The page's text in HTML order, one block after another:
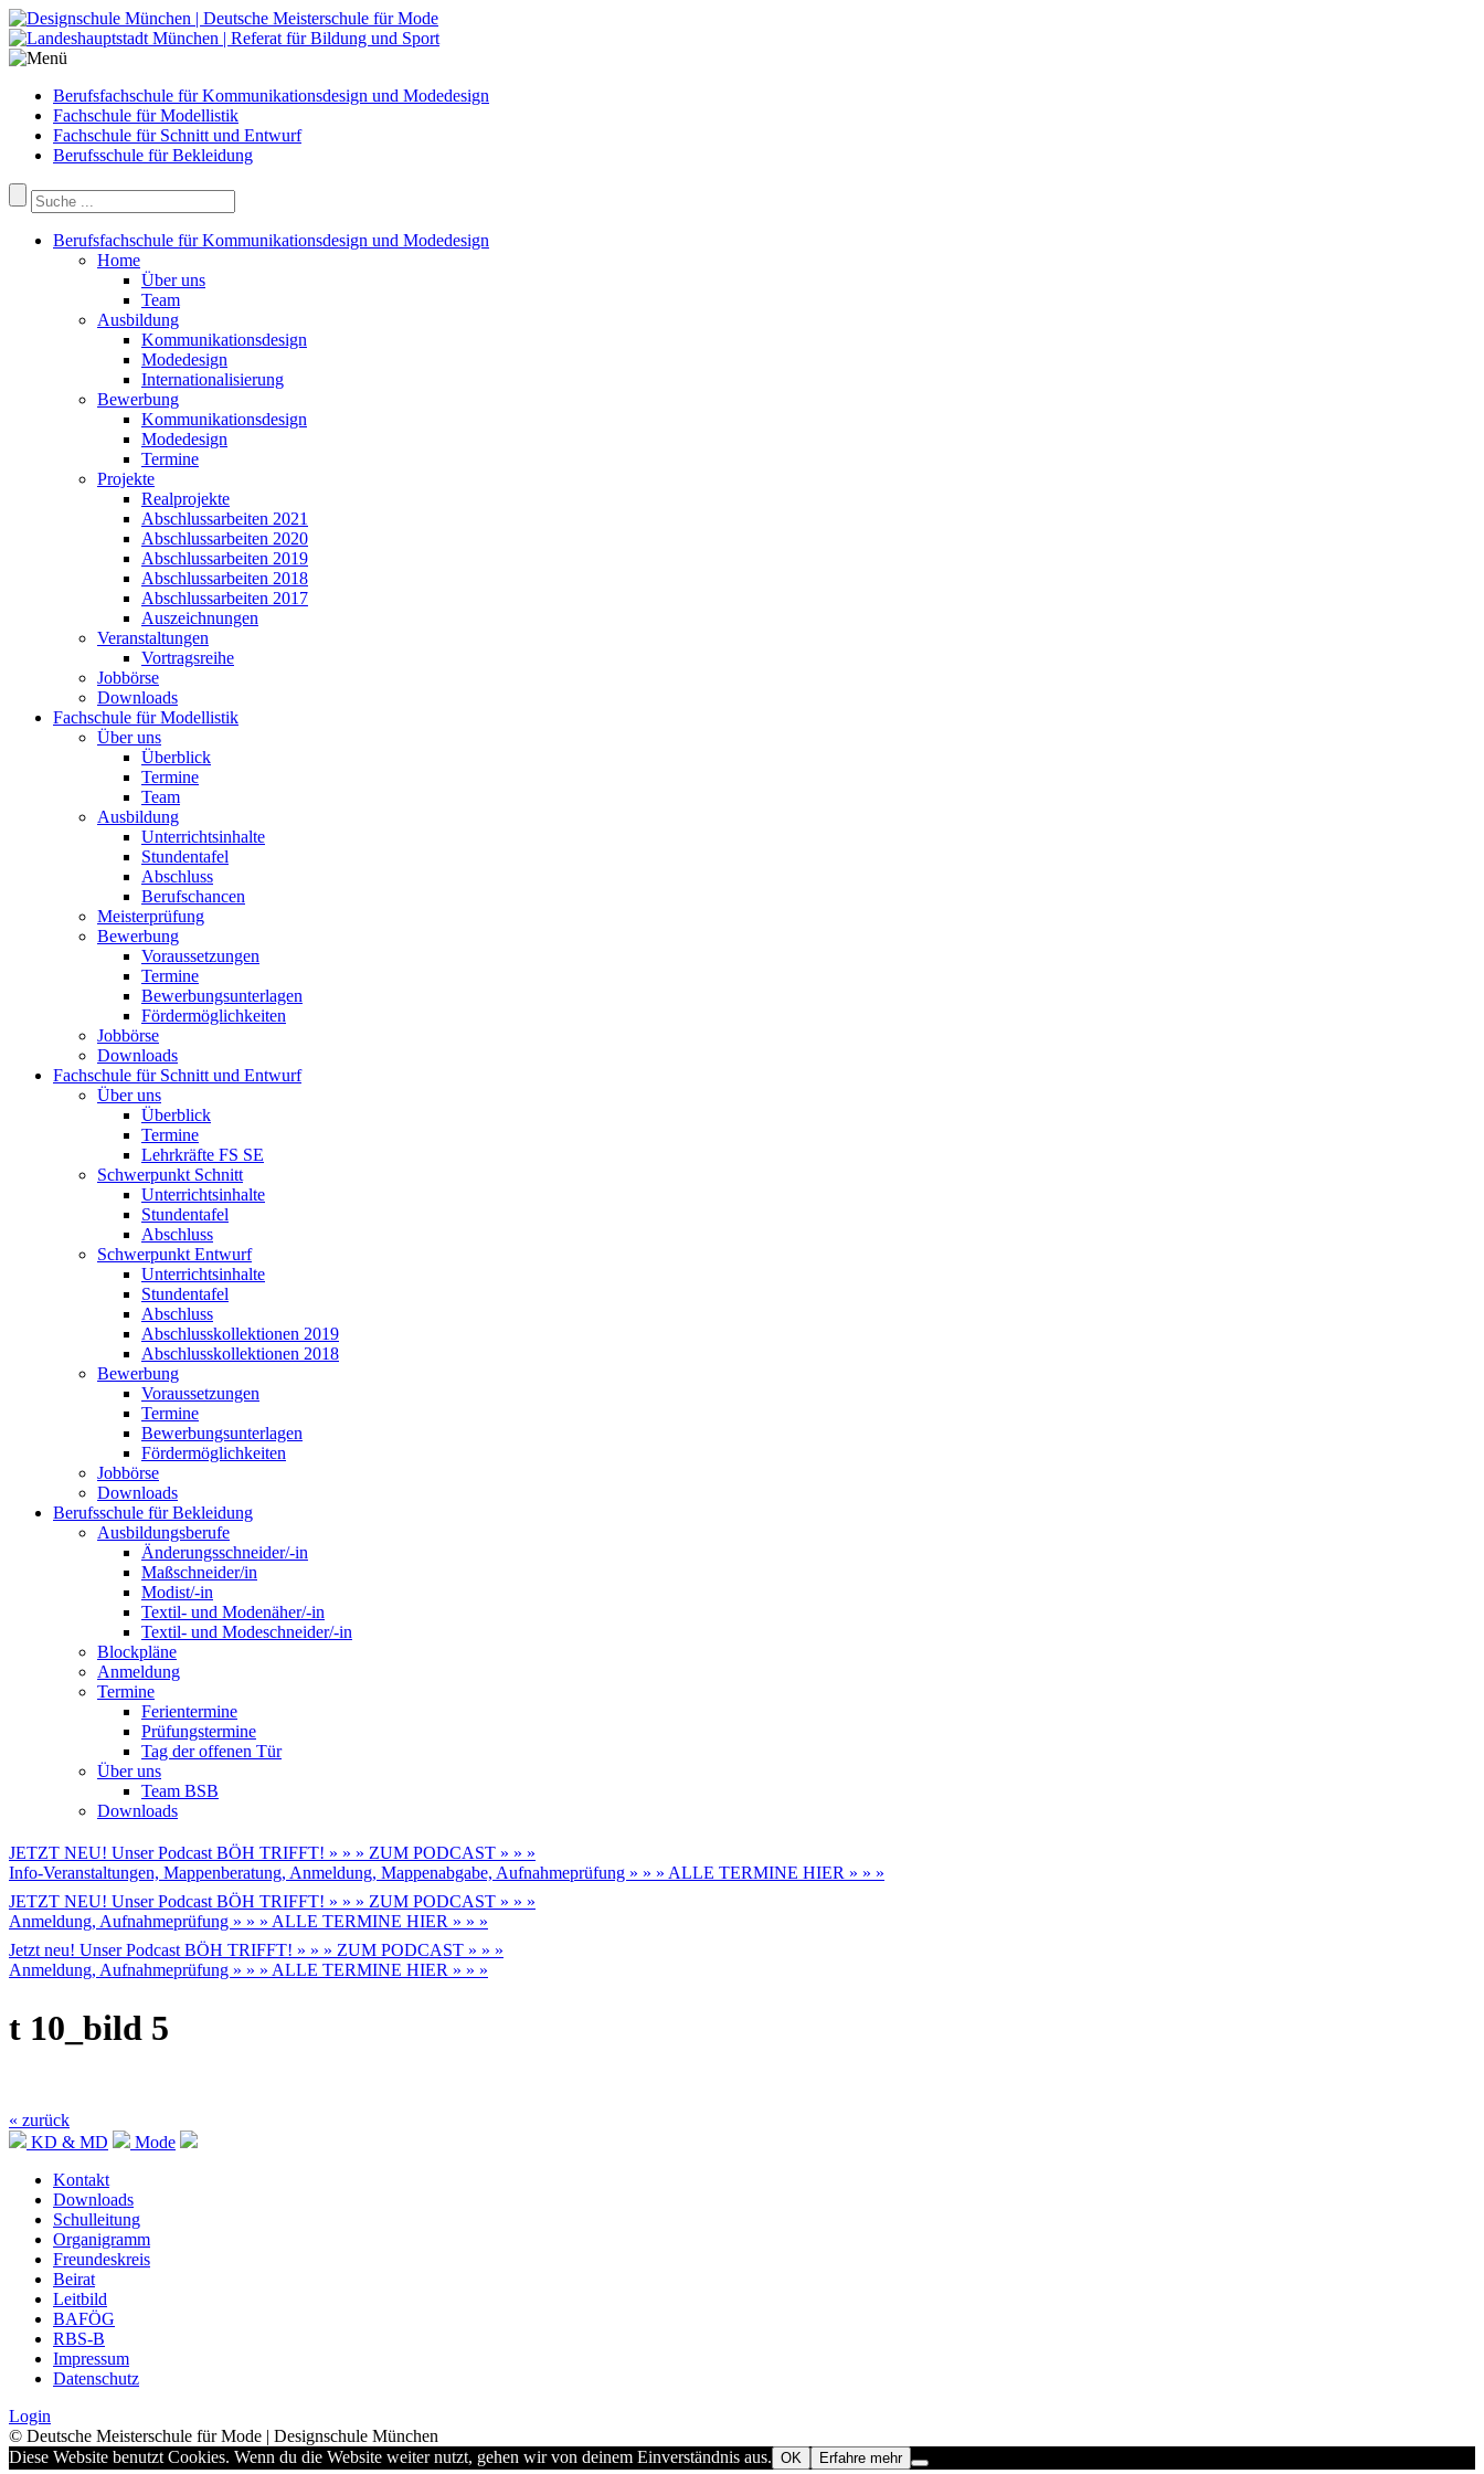
Berufsfachschule für Kommunikationsdesign und Modedesign
Fachschule für Modellistik
Fachschule für Schnitt und Entwurf
Berufsschule für Bekleidung
Berufsfachschule für Kommunikationsdesign und Modedesign
Home
Über uns
Team
Ausbildung
Kommunikationsdesign
Modedesign
Internationalisierung
Bewerbung
Kommunikationsdesign
Modedesign
Termine
Projekte
Realprojekte
Abschlussarbeiten 2021
Abschlussarbeiten 2020
Abschlussarbeiten 2019
Abschlussarbeiten 2018
Abschlussarbeiten 2017
Auszeichnungen
Veranstaltungen
Vortragsreihe
Jobbörse
Downloads
Fachschule für Modellistik
Über uns
Überblick
Termine
Team
Ausbildung
Unterrichtsinhalte
Stundentafel
Abschluss
Berufschancen
Meisterprüfung
Bewerbung
Voraussetzungen
Termine
Bewerbungsunterlagen
Fördermöglichkeiten
Jobbörse
Downloads
Fachschule für Schnitt und Entwurf
Über uns
Überblick
Termine
Lehrkräfte FS SE
Schwerpunkt Schnitt
Unterrichtsinhalte
Stundentafel
Abschluss
Schwerpunkt Entwurf
Unterrichtsinhalte
Stundentafel
Abschluss
Abschlusskollektionen 2019
Abschlusskollektionen 2018
Bewerbung
Voraussetzungen
Termine
Bewerbungsunterlagen
Fördermöglichkeiten
Jobbörse
Downloads
Berufsschule für Bekleidung
Ausbildungsberufe
Änderungsschneider/-in
Maßschneider/in
Modist/-in
Textil- und Modenäher/-in
Textil- und Modeschneider/-in
Blockpläne
Anmeldung
Termine
Ferientermine
Prüfungstermine
Tag der offenen Tür
Über uns
Team BSB
Downloads
JETZT NEU! Unser Podcast BÖH TRIFFT! » » » ZUM PODCAST » » »
Info-Veranstaltungen, Mappenberatung, Anmeldung, Mappenabgabe, Aufnahmeprüfung » » » ALLE TERMINE HIER » » »
JETZT NEU! Unser Podcast BÖH TRIFFT! » » » ZUM PODCAST » » »
Anmeldung, Aufnahmeprüfung » » » ALLE TERMINE HIER » » »
Jetzt neu! Unser Podcast BÖH TRIFFT! » » » ZUM PODCAST » » »
Anmeldung, Aufnahmeprüfung » » » ALLE TERMINE HIER » » »
t 10_bild 5
« zurück
KD & MD
Mode
Kontakt
Downloads
Schulleitung
Organigramm
Freundeskreis
Beirat
Leitbild
BAFÖG
RBS-B
Impressum
Datenschutz
Login
© Deutsche Meisterschule für Mode | Designschule München
Diese Website benutzt Cookies. Wenn du die Website weiter nutzt, gehen wir von deinem Einverständnis aus. OK Erfahre mehr